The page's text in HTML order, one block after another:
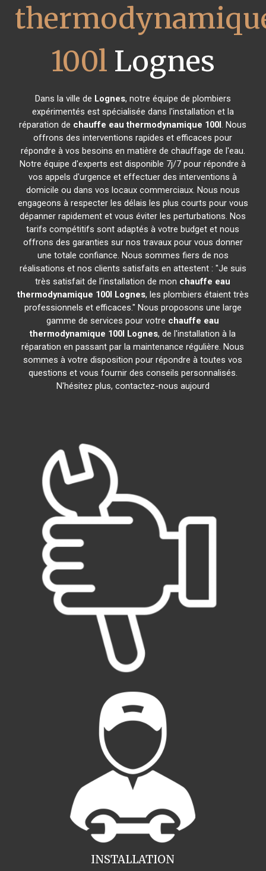
100l Lognes
Dans la ville de Lognes, notre équipe de plombiers
expérimentés est spécialisée dans l'installation et la
réparation de chauffe eau thermodynamique 100l. Nous
offrons des interventions rapides et efficaces pour
répondre à vos besoins en matière de chauffage de l'eau.
Notre équipe d'experts est disponible 7j/7 pour répondre à
vos appels d'urgence et effectuer des interventions à
domicile ou dans vos locaux commerciaux. Nous nous
engageons à respecter les délais les plus courts pour vous
dépanner rapidement et vous éviter les perturbations. Nos
tarifs compétitifs sont adaptés à votre budget et nous
offrons des garanties sur nos travaux pour vous donner
une totale confiance. Nous sommes fiers de nos
réalisations et nos clients satisfaits en attestent : "Je suis
très satisfait de l'installation de mon chauffe eau
thermodynamique 100l Lognes, les plombiers étaient très
professionnels et efficaces." Nous proposons une large
gamme de services pour votre chauffe eau
thermodynamique 100l Lognes, de l'installation à la
réparation en passant par la maintenance régulière. Nous
sommes à votre disposition pour répondre à toutes vos
questions et vous fournir des conseils personnalisés.
N'hésitez plus, contactez-nous aujourd
INSTALLATION